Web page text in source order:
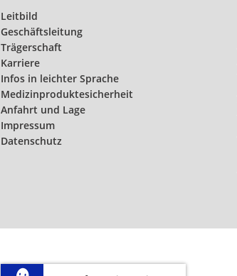
Leitbild
Geschäftsleitung
Trägerschaft
Karriere
Infos in leichter Sprache
Medizinproduktesicherheit
Anfahrt und Lage
Impressum
Datenschutz